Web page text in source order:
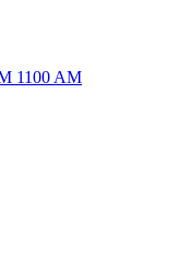
1100 AM